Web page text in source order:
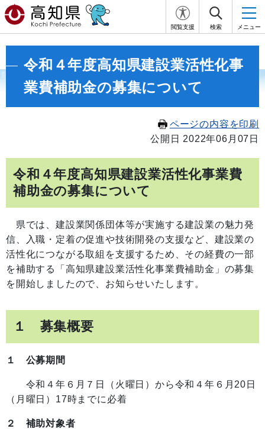
閲覧支援 検索 メニュー
令和４年度高知県建設業活性化事
業費補助金の募集について
ページの内容を印刷
公開日 2022年06月07日
令和４年度高知県建設業活性化事業費
補助金の募集について
県では、建設業関係団体等が実施する建設業の魅力発
信、入職・定着の促進や技術開発の支援など、建設業の
活性化につながる取組を支援するため、その経費の一部
を補助する「高知県建設業活性化事業費補助金」の募集
を開始しましたので、お知らせいたします。
１ 募集概要
１ 公募期間
令和４年６月７日（火曜日）から令和４年６月20日
（月曜日）17時までに必着
２ 補助対象者